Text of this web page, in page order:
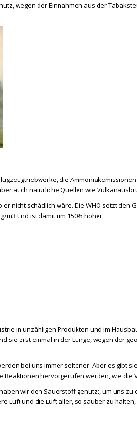
wegen der Einnahmen aus der
die
auch natürliche Quellen wie
nicht schädlich wäre. Die WHO setzt
m3 und ist damit um 150% höher.
in unzähligen Produkten und im
sie erst einmal in der Lunge, wegen der
bei uns immer seltener. Aber es gibt
Reaktionen hervorgerufen werden, wie die
wir den Sauerstoff genutzt, um uns zu
Luft und die Luft aller, so sauber zu